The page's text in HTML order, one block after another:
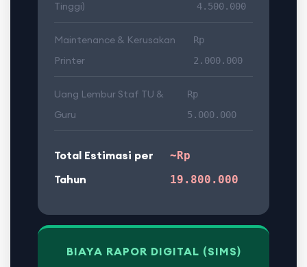
Tinggi) 4.500.000
Maintenance & Kerusakan
Printer
Rp
2.000.000
Uang Lembur Staf TU &
Guru
Rp
5.000.000
Total Estimasi per
Tahun
~Rp
19.800.000
BIAYA RAPOR DIGITAL (SIMS)